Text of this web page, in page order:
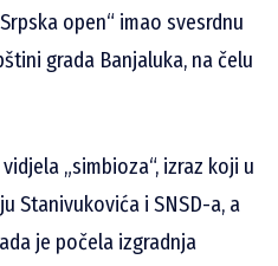
open“ imao svesrdnu
grada Banjaluka, na čelu
„simbioza“, izraz koji u
Stanivukovića i SNSD-a, a
je počela izgradnja